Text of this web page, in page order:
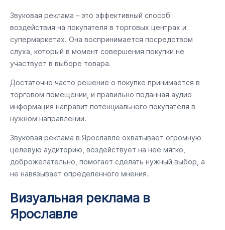
Звуковая реклама – это эффективный способ
воздействия на покупателя в торговых центрах и
супермаркетах. Она воспринимается посредством
слуха, который в момент совершения покупки не
участвует в выборе товара.
Достаточно часто решение о покупке принимается в
торговом помещении, и правильно поданная аудио
информация направит потенциального покупателя в
нужном направлении.
Звуковая реклама в Ярославле охватывает огромную
целевую аудиторию, воздействует на нее мягко,
доброжелательно, помогает сделать нужный выбор, а
не навязывает определенного мнения.
Визуальная реклама в
Ярославле